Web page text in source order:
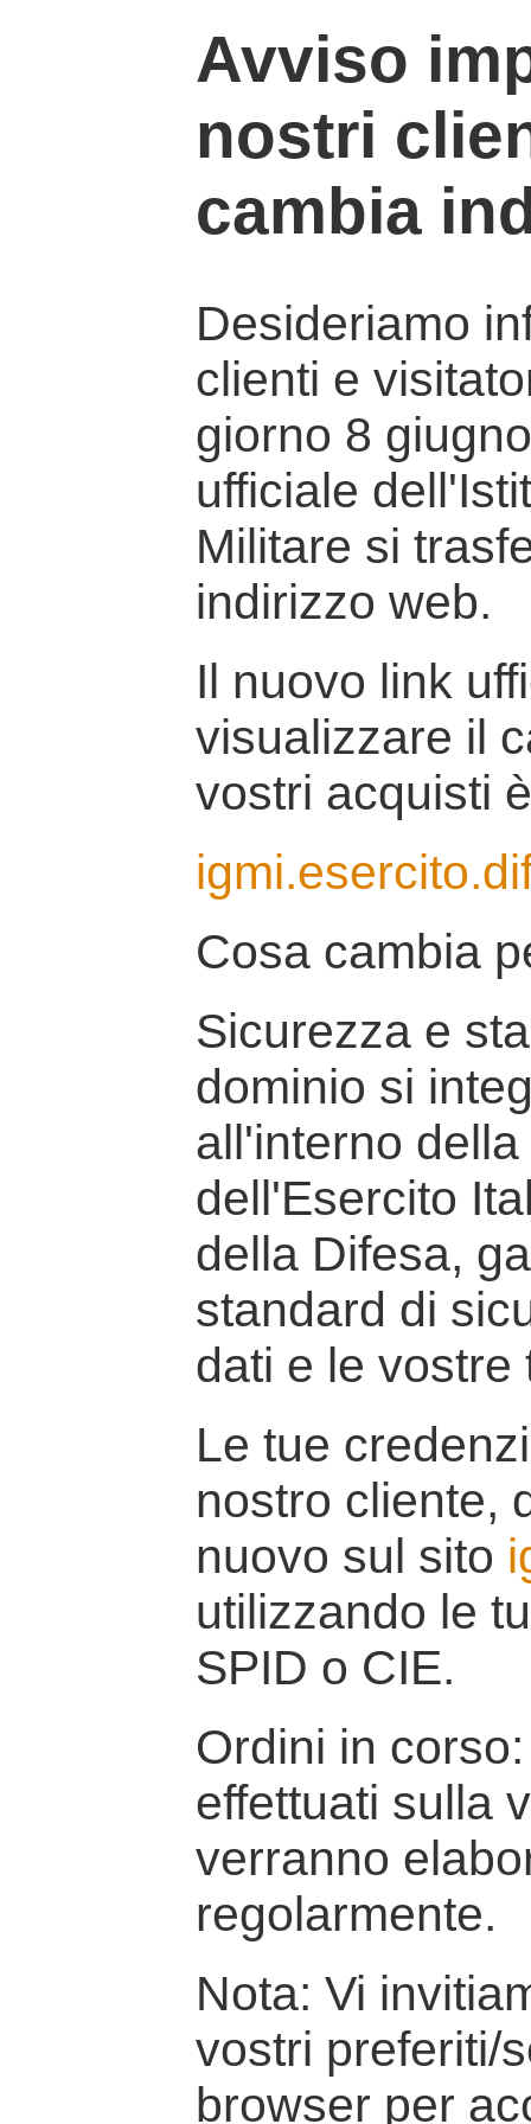
Avviso
nostri
cambia
Desideriamo
clienti e
giorno 8
ufficiale
Militare si
indirizzo web.
Il nuovo link
visualizzare il
vostri acquisti
Cosa cambia
Sicurezza e
dominio si
all'interno
dell'Esercito
della Difesa,
standard di
dati e le vostre
Le tue
nostro cliente,
nuovo sul sito
utilizzando le
SPID o CIE.
Ordini in
effettuati sulla
verranno
regolarmente.
Nota: Vi
vostri preferiti/
browser per